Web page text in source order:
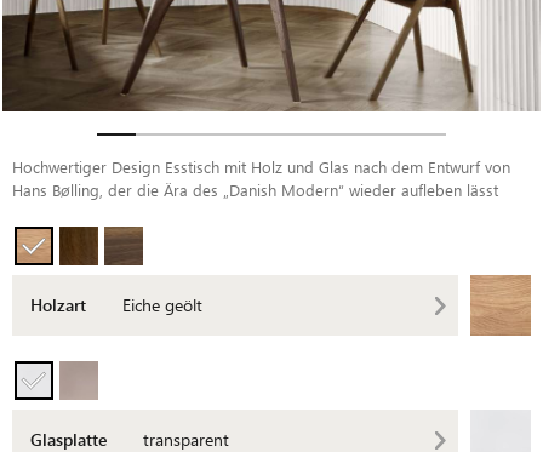
Hochwertiger Design Esstisch mit Holz und Glas nach dem Entwurf von
Hans Bølling, der die Ära des „Danish Modern“ wieder aufleben lässt
Holzart Eiche geölt
Glasplatte transparent